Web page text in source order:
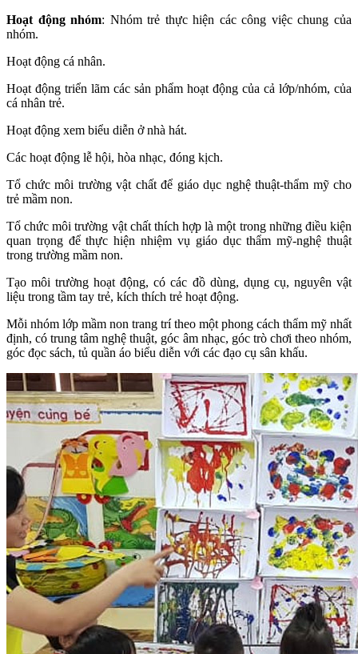
Hoạt động nhóm: Nhóm trẻ thực hiện các công việc chung của
nhóm.
Hoạt động cá nhân.
Hoạt động triển lãm các sản phẩm hoạt động của cả lớp/nhóm, của
cá nhân trẻ.
Hoạt động xem biểu diễn ở nhà hát.
Các hoạt động lễ hội, hòa nhạc, đóng kịch.
Tổ chức môi trường vật chất để giáo dục nghệ thuật-thẩm mỹ cho
trẻ mầm non.
Tổ chức môi trường vật chất thích hợp là một trong những điều kiện
quan trọng để thực hiện nhiệm vụ giáo dục thẩm mỹ-nghệ thuật
trong trường mầm non.
Tạo môi trường hoạt động, có các đồ dùng, dụng cụ, nguyên vật
liệu trong tầm tay trẻ, kích thích trẻ hoạt động.
Mỗi nhóm lớp mầm non trang trí theo một phong cách thẩm mỹ nhất
định, có trung tâm nghệ thuật, góc âm nhạc, góc trò chơi theo nhóm,
góc đọc sách, tủ quần áo biểu diễn với các đạo cụ sân khấu.